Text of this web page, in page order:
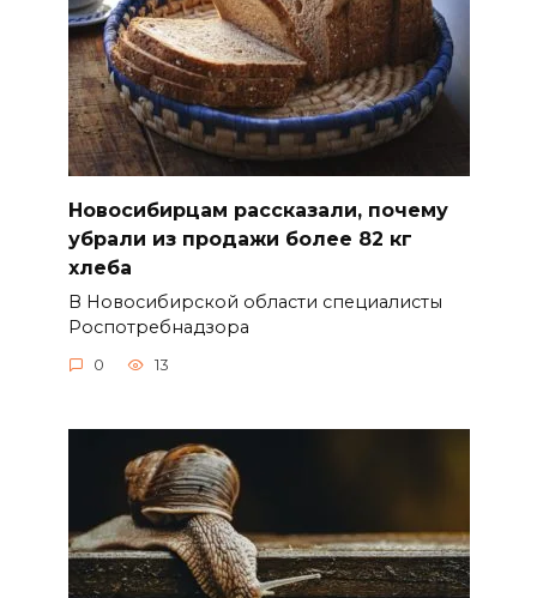
Новосибирцам рассказали, почему
убрали из продажи более 82 кг
хлеба
В Новосибирской области специалисты
Роспотребнадзора
0 13